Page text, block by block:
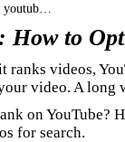
youtub…
How to
videos,
video. A long
on YouTube?
for search.